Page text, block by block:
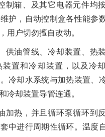
制箱、及其它电器元件均
护，自动控制盒各性能参
用户切勿擅自改动。
供油管线、冷却装置、热
置和冷却装置，以及冷
冷却水系统与加热装置、
冷却装置导管连通。
加热，并且循环泵循环到
中进行周期性循环。温度